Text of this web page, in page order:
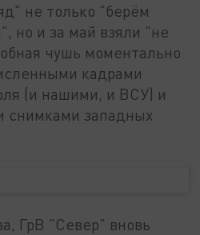
не только "берём
но и за май взяли "не
чушь моментально
кадрами
(и нашими, и ВСУ) и
снимками западных
ГрВ "Север" вновь